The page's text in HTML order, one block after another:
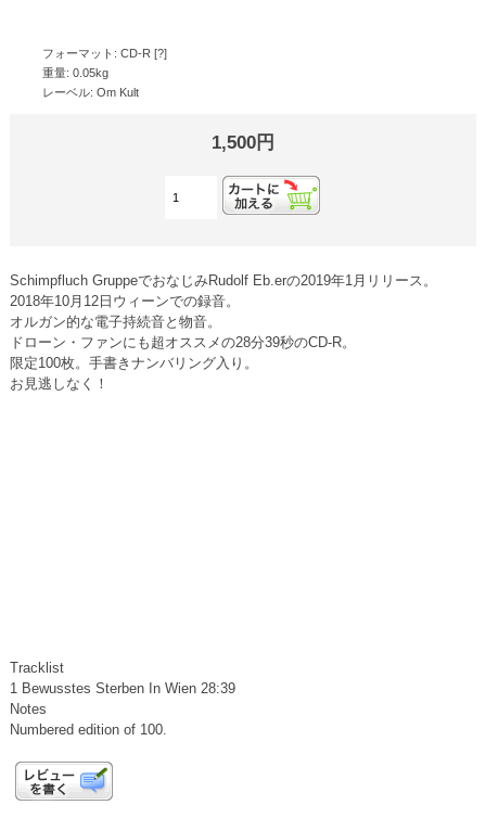
フォーマット: CD-R [?]
重量: 0.05kg
レーベル: Om Kult
1,500円
Schimpfluch GruppeでおなじみRudolf Eb.erの2019年1月リリース。
2018年10月12日ウィーンでの録音。
オルガン的な電子持続音と物音。
ドローン・ファンにも超オススメの28分39秒のCD-R。
限定100枚。手書きナンバリング入り。
お見逃しなく！
Tracklist
1 Bewusstes Sterben In Wien 28:39
Notes
Numbered edition of 100.